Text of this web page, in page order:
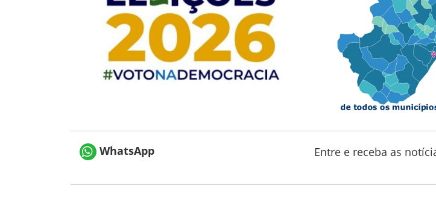
WhatsApp Entre e receba as